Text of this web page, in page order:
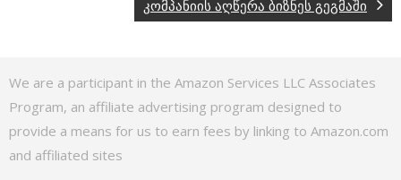
კომპანიის აღწერა ბიზნეს გეგმაში
We are a participant in the Amazon Services LLC Associates
Program, an affiliate advertising program designed to
provide a means for us to earn fees by linking to Amazon.com
and affiliated sites